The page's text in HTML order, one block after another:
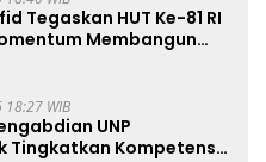
Tegaskan HUT Ke-81 RI
Membangun
18:27 WIB
UNP
Tingkatkan Kompetensi